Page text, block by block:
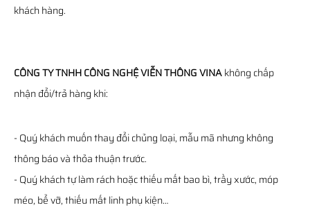
khách hàng.
CÔNG TY TNHH CÔNG NGHỆ VIỄN THÔNG VINAkhông chấp
nhận đổi/trả hàng khi:
- Quý khách muốn thay đổi chủng loại, mẫu mã nhưng không
thông báo và thỏa thuận trước.
- Quý khách tự làm rách hoặc thiếu mất bao bì, trầy xước, móp
méo, bể vỡ, thiếu mất linh phụ kiện…